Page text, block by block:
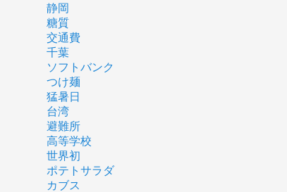
静岡
糖質
交通費
千葉
ソフトバンク
つけ麺
猛暑日
台湾
避難所
高等学校
世界初
ポテトサラダ
カブス